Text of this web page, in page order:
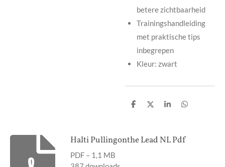
betere zichtbaarheid
Trainingshandleiding
met praktische tips
inbegrepen
Kleur: zwart
D
n
D
S
e
D
n
Halti Pullingonthe Lead NL Pdf
PDF – 1,1 MB